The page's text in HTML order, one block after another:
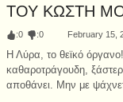
ΤΟΥ ΚΩΣΤΗ
:0 :0 February 15,
Η Λύρα, το θεϊκό
καθαροτράγουδη,
αποθάνει. Μην με